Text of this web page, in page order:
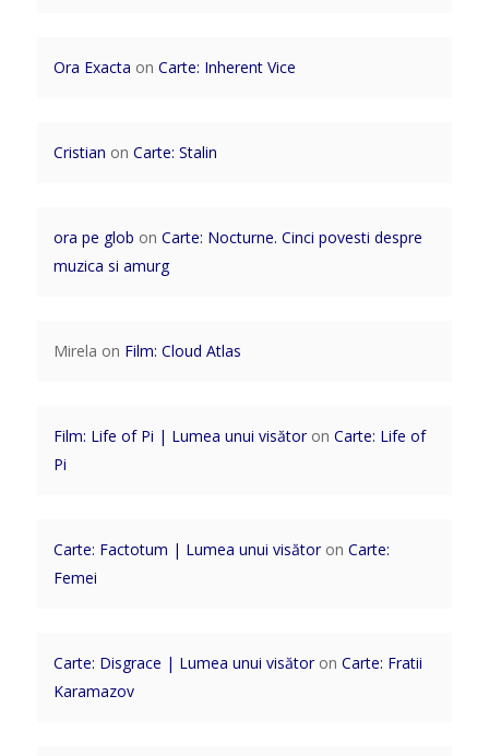
Ora Exacta on Carte: Inherent Vice
Cristian on Carte: Stalin
ora pe glob on Carte: Nocturne. Cinci povesti despre
muzica si amurg
Mirela on Film: Cloud Atlas
Film: Life of Pi | Lumea unui visătoron Carte: Life of
Pi
Carte: Factotum | Lumea unui visătoron Carte:
Femei
Carte: Disgrace | Lumea unui visătoron Carte: Fratii
Karamazov